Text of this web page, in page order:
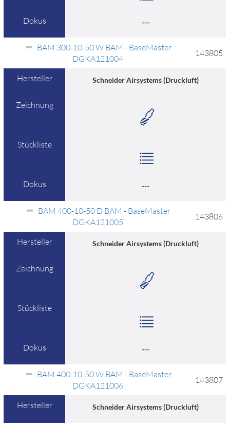
Dokus ---
BAM 300-10-50 W BAM - BaseMaster
DGKA121004
143805
Hersteller Schneider Airsystems (Druckluft)
Zeichnung
Stückliste
Dokus ---
BAM 400-10-50 D BAM - BaseMaster
DGKA121005
143806
Hersteller Schneider Airsystems (Druckluft)
Zeichnung
Stückliste
Dokus ---
BAM 400-10-50 W BAM - BaseMaster
DGKA121006
143807
Hersteller Schneider Airsystems (Druckluft)